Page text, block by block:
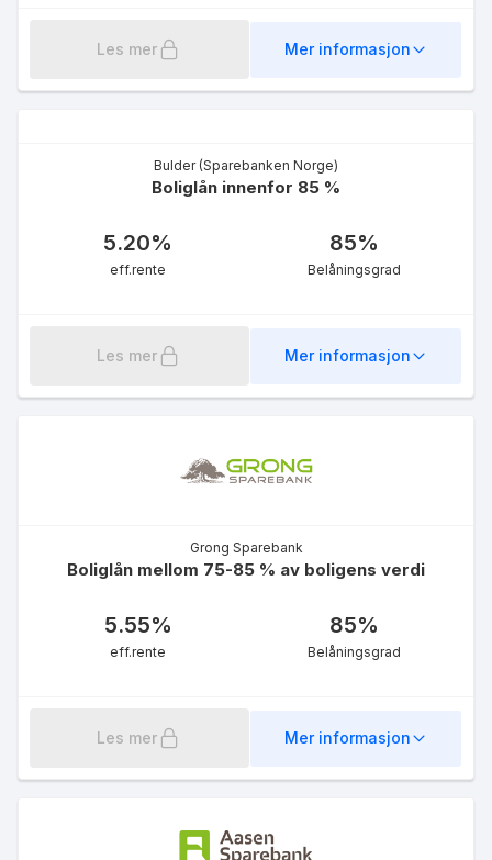
LOfavør Flexilån
eff.rente
LOfavør Grønt
Les mer Mer informasjon
Bulder (Sparebanken Norge)
Boliglån innenfor 85 %
5.20%
eff.rente
85%
Belåningsgrad
Les mer Mer informasjon
Grong Sparebank
Boliglån mellom 75-85 % av boligens verdi
5.55%
eff.rente
85%
Belåningsgrad
Les mer Mer informasjon